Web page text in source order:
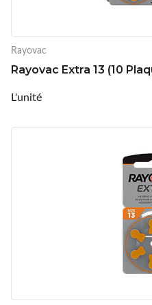
Rayovac
Rayovac Extra 13 (10
L'unité